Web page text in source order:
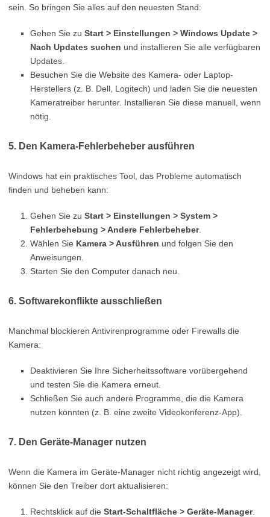
sein. So bringen Sie alles auf den neuesten Stand:
Gehen Sie zu Start > Einstellungen > Windows Update >
Nach Updates suchen und installieren Sie alle verfügbaren
Updates.
Besuchen Sie die Website des Kamera- oder Laptop-
Herstellers (z. B. Dell, Logitech) und laden Sie die neuesten
Kameratreiber herunter. Installieren Sie diese manuell, wenn
nötig.
5. Den Kamera-Fehlerbeheber ausführen
Windows hat ein praktisches Tool, das Probleme automatisch
finden und beheben kann:
Gehen Sie zu Start > Einstellungen > System >
Fehlerbehebung > Andere Fehlerbeheber.
Wählen Sie Kamera > Ausführen und folgen Sie den
Anweisungen.
Starten Sie den Computer danach neu.
6. Softwarekonflikte ausschließen
Manchmal blockieren Antivirenprogramme oder Firewalls die
Kamera:
Deaktivieren Sie Ihre Sicherheitssoftware vorübergehend
und testen Sie die Kamera erneut.
Schließen Sie auch andere Programme, die die Kamera
nutzen könnten (z. B. eine zweite Videokonferenz-App).
7. Den Geräte-Manager nutzen
Wenn die Kamera im Geräte-Manager nicht richtig angezeigt wird,
können Sie den Treiber dort aktualisieren:
Rechtsklick auf die Start-Schaltfläche > Geräte-Manager.